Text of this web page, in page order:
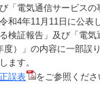
「電気通信サービス
和4年11月11日に公表
検証報告」及び「電気
）」の内容に一部誤
ます。
正誤表 をご参照くださ